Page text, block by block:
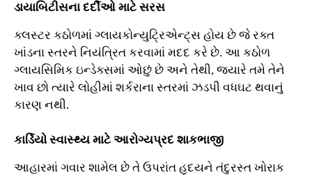
ડાયાબિટીસના દર્દીઓ માટે સરસ
ક્લસ્ટર કઠોળમાં ગ્લાયકોન્યુટ્રિએન્ટ્સ હોય છે જે રક્ત
ખાંડના સ્તરને નિયંત્રિત કરવામાં મદદ કરે છે. આ કઠોળ
ગ્લાયસિમિક ઇન્ડેક્સમાં ઓછું છે અને તેથી, જ્યારે તમે તેને
ખાવ છો ત્યારે લોહીમાં શર્કરાના સ્તરમાં ઝડપી વધઘટ થવાનું
કારણ નથી.
કાર્ડિયો સ્વાસ્થ્ય માટે આરોગ્યપ્રદ શાકભાજી
આહારમાં ગવાર શામેલ છે તે ઉપરાંત હૃદયને તંદુરસ્ત ખોરાક